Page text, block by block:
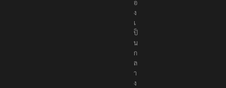
อ
ง
เ
ป็
น
ก
ล
า
ง